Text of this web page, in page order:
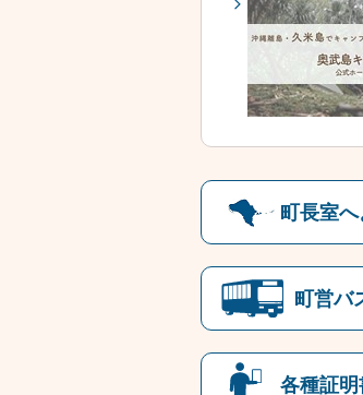
町長室
町営バ
各種証明